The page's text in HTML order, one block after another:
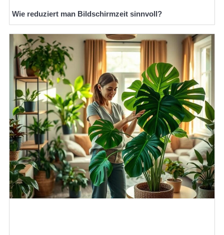
Wie reduziert man Bildschirmzeit sinnvoll?